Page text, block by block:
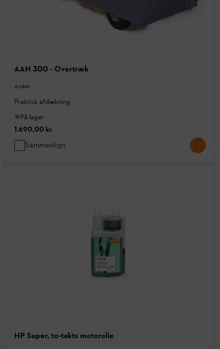
AAH 300 - Overtræk
Andet
Praktisk afdækning
På lager
1.690,00 kr.
Sammenlign
HP Super, to-takts motorolie